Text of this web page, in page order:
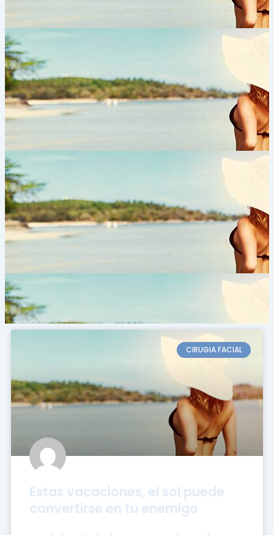
CIRUGIA FACIAL
Estas vacaciones, el sol puede
convertirse en tu enemigo